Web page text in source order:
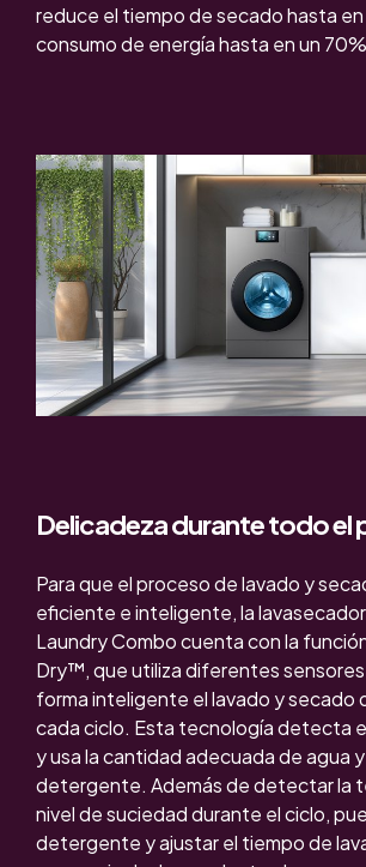
reduce el tiempo de secado hasta
consumo de energía hasta en un
Delicadeza durante todo el
Para que el proceso de lavado y
eficiente e inteligente, la
Laundry Combocuenta con la
Dry™, que utiliza diferentes
forma inteligente el lavado y secado
cada ciclo. Esta tecnología detecta
y usa la cantidad adecuada de agua y
detergente. Además de detectar la
nivel de suciedad durante el ciclo,
detergente y ajustar el tiempo de